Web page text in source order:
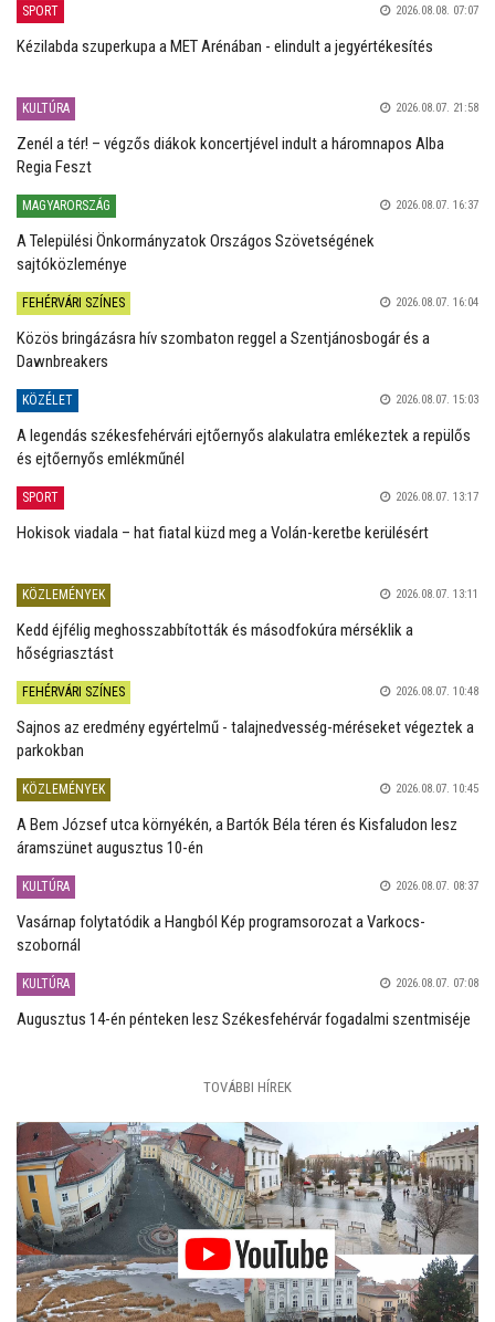
SPORT 2026.08.08. 07:07
Kézilabda szuperkupa a MET Arénában - elindult a jegyértékesítés
KULTÚRA 2026.08.07. 21:58
Zenél a tér! – végzős diákok koncertjével indult a háromnapos Alba
Regia Feszt
MAGYARORSZÁG 2026.08.07. 16:37
A Települési Önkormányzatok Országos Szövetségének
sajtóközleménye
FEHÉRVÁRI SZÍNES 2026.08.07. 16:04
Közös bringázásra hív szombaton reggel a Szentjánosbogár és a
Dawnbreakers
KÖZÉLET 2026.08.07. 15:03
A legendás székesfehérvári ejtőernyős alakulatra emlékeztek a repülős
és ejtőernyős emlékműnél
SPORT 2026.08.07. 13:17
Hokisok viadala – hat fiatal küzd meg a Volán-keretbe kerülésért
KÖZLEMÉNYEK 2026.08.07. 13:11
Kedd éjfélig meghosszabbították és másodfokúra mérséklik a
hőségriasztást
FEHÉRVÁRI SZÍNES 2026.08.07. 10:48
Sajnos az eredmény egyértelmű - talajnedvesség-méréseket végeztek a
parkokban
KÖZLEMÉNYEK 2026.08.07. 10:45
A Bem József utca környékén, a Bartók Béla téren és Kisfaludon lesz
áramszünet augusztus 10-én
KULTÚRA 2026.08.07. 08:37
Vasárnap folytatódik a Hangból Kép programsorozat a Varkocs-
szobornál
KULTÚRA 2026.08.07. 07:08
Augusztus 14-én pénteken lesz Székesfehérvár fogadalmi szentmiséje
TOVÁBBI HÍREK